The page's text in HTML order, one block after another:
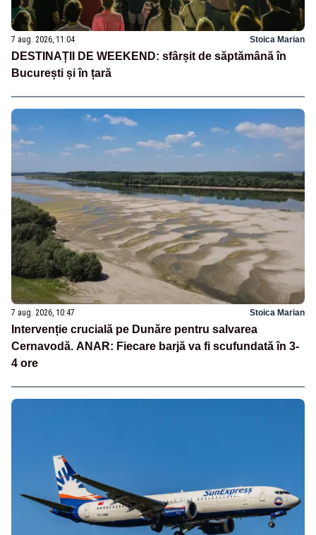
7 aug. 2026, 11:04 Stoica Marian
DESTINAȚII DE WEEKEND: sfârșit de săptămână în
București și în țară
7 aug. 2026, 10:47 Stoica Marian
Intervenție crucială pe Dunăre pentru salvarea
Cernavodă. ANAR: Fiecare barjă va fi scufundată în 3-
4 ore